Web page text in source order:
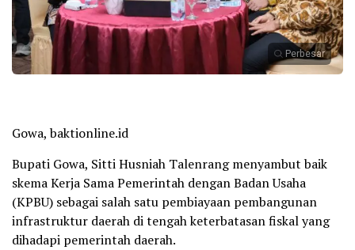
Perbesar
Gowa, baktionline.id
Bupati Gowa, Sitti Husniah Talenrang menyambut baik
skema Kerja Sama Pemerintah dengan Badan Usaha
(KPBU) sebagai salah satu pembiayaan pembangunan
infrastruktur daerah di tengah keterbatasan fiskal yang
dihadapi pemerintah daerah.